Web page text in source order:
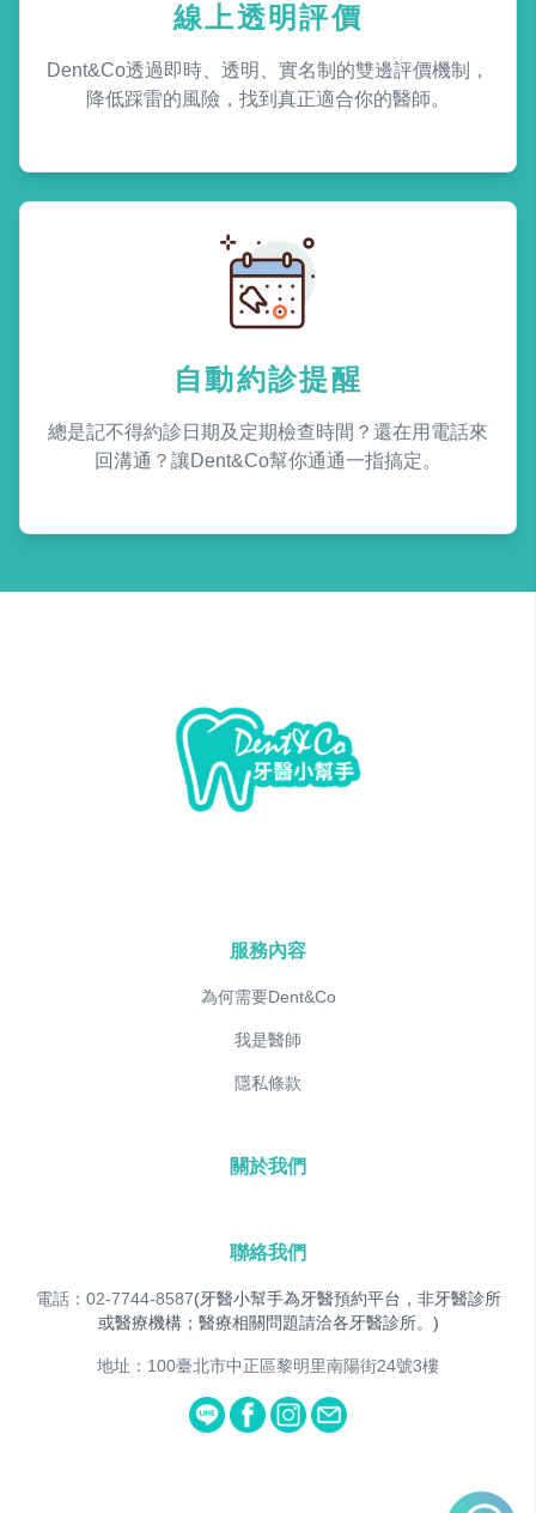
線上透明評價
Dent&Co透過即時、透明、實名制的雙邊評價機制，
降低踩雷的風險，找到真正適合你的醫師。
自動約診提醒
總是記不得約診日期及定期檢查時間？還在用電話來
回溝通？讓Dent&Co幫你通通一指搞定。
服務內容
為何需要Dent&Co
我是醫師
隱私條款
關於我們
聯絡我們
電話：02-7744-8587(牙醫小幫手為牙醫預約平台，非牙醫診所
或醫療機構；醫療相關問題請洽各牙醫診所。)
地址：100臺北市中正區黎明里南陽街24號3樓